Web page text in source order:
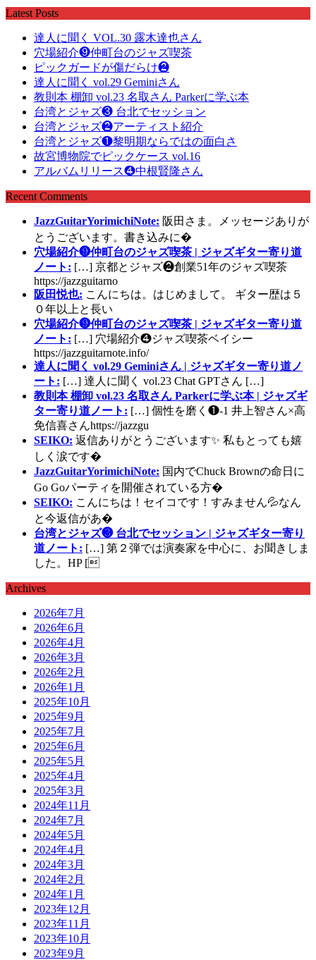
Latest Posts
達人に聞く VOL.30 露木達也さん
穴場紹介❾仲町台のジャズ喫茶
ピックガードが傷だらけ❷
達人に聞く vol.29 Geminiさん
教則本 棚卸 vol.23 名取さん Parkerに学ぶ本
台湾とジャズ❸ 台北でセッション
台湾とジャズ❷アーティスト紹介
台湾とジャズ❶黎明期ならではの面白さ
故宮博物院でピックケース vol.16
アルバムリリース❹中根賢隆さん
Recent Comments
JazzGuitarYorimichiNote: 阪田さま。メッセージありが
とうございます。書き込みに�
穴場紹介❾仲町台のジャズ喫茶 | ジャズギター寄り道
ノート: […] 京都とジャズ❷創業51年のジャズ喫茶
https://jazzguitarno
阪田悦也: こんにちは。はじめまして。 ギター歴は５
０年以上と長い
穴場紹介❾仲町台のジャズ喫茶 | ジャズギター寄り道
ノート: […] 穴場紹介❹ジャズ喫茶ベイシー
https://jazzguitarnote.info/
達人に聞く vol.29 Geminiさん | ジャズギター寄り道ノ
ート: […] 達人に聞く vol.23 Chat GPTさん […]
教則本 棚卸 vol.23 名取さん Parkerに学ぶ本 | ジャズギ
ター寄り道ノート: […] 個性を磨く❶-1 井上智さん×高
免信喜さんhttps://jazzgu
SEIKO: 返信ありがとうございます✨ 私もとっても嬉
しく涙です�
JazzGuitarYorimichiNote: 国内でChuck Brownの命日に
Go Goパーティを開催されている方�
SEIKO: こんにちは！セイコです！すみません💦なん
と今返信があ�
台湾とジャズ❸ 台北でセッション | ジャズギター寄り
道ノート: […] 第２弾では演奏家を中心に、お聞きしま
した。HP [
Archives
2026年7月
2026年6月
2026年4月
2026年3月
2026年2月
2026年1月
2025年10月
2025年9月
2025年7月
2025年6月
2025年5月
2025年4月
2025年3月
2024年11月
2024年7月
2024年5月
2024年4月
2024年3月
2024年2月
2024年1月
2023年12月
2023年11月
2023年10月
2023年9月